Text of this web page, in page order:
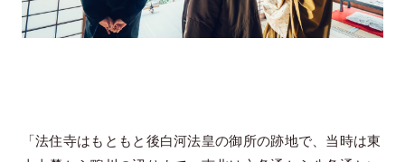
「法住寺はもともと後白河法皇の御所の跡地で、当時は東